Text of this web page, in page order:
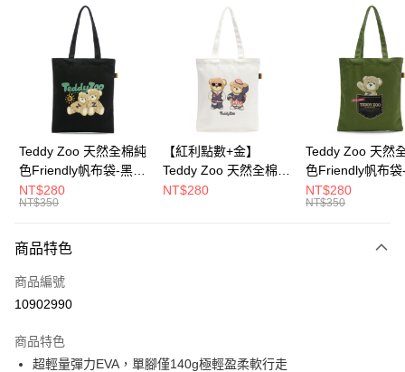
超商取貨付款
Apple Pay
街口支付
大哥付你分期
相關說明
2.付款方式選擇「大哥付你分期」，訂單成立後會自動跳轉到大哥付的交易
成交易。
3.實際核准額度、可分期數及費用金額請依後續交易確認頁面所載為準。
消。如遇「轉專審核」未通過狀況，表示未達大哥付你分期系統評分，恕無
法說明評估內容。
【繳款方式說明】
運送方式
全家取貨付款
付款後全家取貨
Teddy Zoo 天然全棉純
色Friendly帆布袋-黑色
(TZB107)
NT$280
NT$350
【紅利點數+金】
Teddy Zoo 天然全棉純
色Friendly帆布袋-白色
NT$280
Teddy Zoo 天然
色Friendly帆布袋
色(TZB107)
NT$280
NT$350
商品特色
商品編號
10902990
商品特色
超輕量彈力EVA，單腳僅140g極輕盈柔軟行走